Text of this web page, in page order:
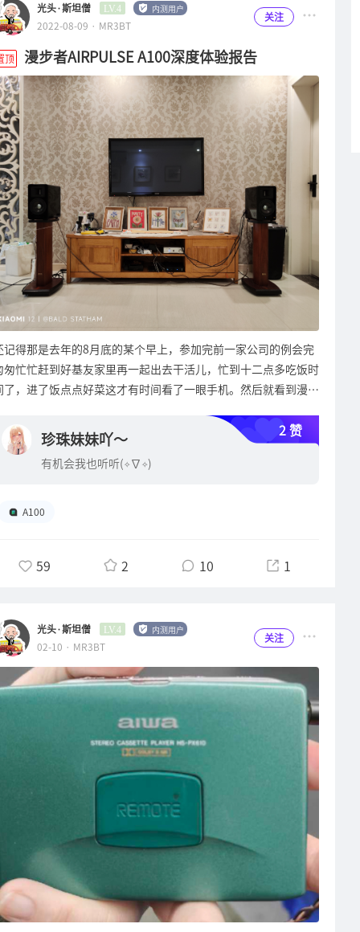
光头·斯坦僧 LV.4 内测用户
2022-08-09 · MR3BT
关注
顶 漫步者AIRPULSE A100深度体验报告
记得那是去年的8月底的某个早上，参加完前一家公司的例会完
匆忙忙赶到好基友家里再一起出去干活儿，忙到十二点多吃饭时
了，进了饭点点好菜这才有时间看了一眼手机。然后就看到漫步
要我解答了，谁知点一下定位消息一看吓了一尿！我居然中奖
！【终极大奖】这四个字看的我虎躯一震再战术后退一步哈！满
都是彩票中奖五百万的表情哈！表情管理当时一定是混乱的……
AIRPULSEA100产生了羁绊！心里那叫一个爽啊！毕竟这是我人
！还是传统的双层包装，外箱是物流专用，内层长这样，表面注
点素，加上个iF奖的贴纸总算没那么单调了。反正我个人是比较
欢简洁风格包装的，花里胡哨的增加成本，丢了又可惜留着又占
方，还是素一点好哈！至于上面马赛克的那个活人嘛，忽略，知
她是个人就行了哈！打开包装，两只单体被白色绒布（应该没错
绒布吧？）包裹严实，布局整洁有规律。 拿出单体，再取出配
盒，内容物如下。最瞩目的就是棕色的这条官方花了篇幅去介绍
美国“天仙配”过机线，其他方面不说，拿手里挺有分量的，那
本跑不掉了用料肯定OK的！然后这个RCA信号线、光纤线、8字
电源键什么的就属实寒酸了点……无所谓，我本来就有好的信号
也用不到反正。遥控器的手感要给个好评！圆润，一点锐利的部
都没有，极度轻便，功能齐全，输入控制、软开关机、音量和静
，主要功能全部一手掌握了。说明书的小袋子里还配了一副白手
，还有一块黑色擦拭布，上档次的音响产品都标配的，可见漫步
对AIRPULSE这个系列产品的重视，仪式感给我们做的够够的！
后重头戏来了：零售价￥3699（时令价）的多媒体有源音箱，
珍珠妹妹吖～
有机会我也听听(✧∇✧)
2 赞
A100
59 2 10 1
光头·斯坦僧 LV.4 内测用户
02-10 · MR3BT
关注